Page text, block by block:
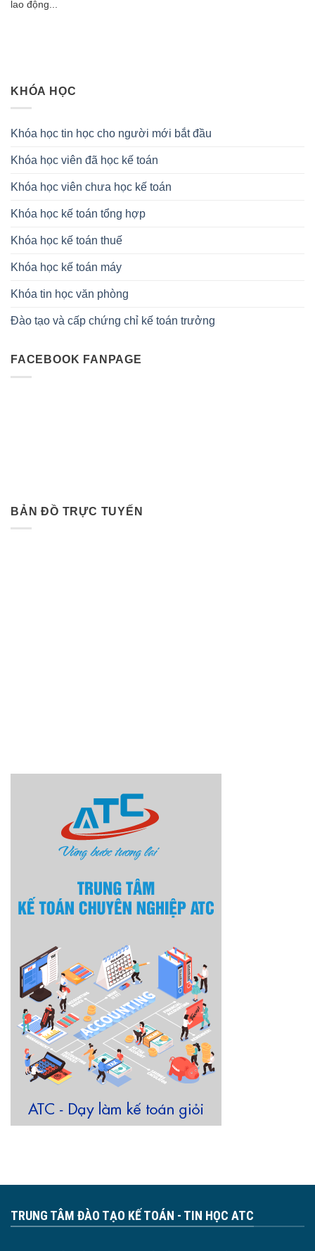
lao động...
KHÓA HỌC
Khóa học tin học cho người mới bắt đầu
Khóa học viên đã học kế toán
Khóa học viên chưa học kế toán
Khóa học kế toán tổng hợp
Khóa học kế toán thuế
Khóa học kế toán máy
Khóa tin học văn phòng
Đào tạo và cấp chứng chỉ kế toán trưởng
FACEBOOK FANPAGE
BẢN ĐỒ TRỰC TUYẾN
TRUNG TÂM ĐÀO TẠO KẾ TOÁN - TIN HỌC ATC